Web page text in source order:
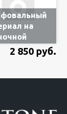
на
Mirka
150мм
2 850 руб.